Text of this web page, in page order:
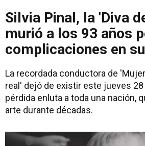
Silvia Pinal, la 'Diva
murió a los 93 años
complicaciones en
La recordada conductora de
real' dejó de existir este jueves
pérdida enluta a toda una nación,
arte durante décadas.